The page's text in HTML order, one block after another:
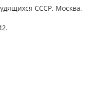
СССР. Москва,